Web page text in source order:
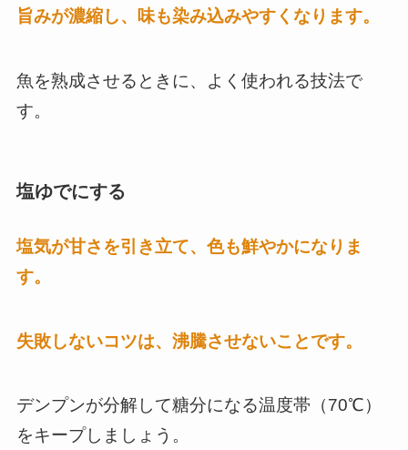
旨みが濃縮し、味も染み込みやすくなります。
魚を熟成させるときに、よく使われる技法で
す。
塩ゆでにする
塩気が甘さを引き立て、色も鮮やかになりま
す。
失敗しないコツは、沸騰させないことです。
デンプンが分解して糖分になる温度帯（70℃）
をキープしましょう。